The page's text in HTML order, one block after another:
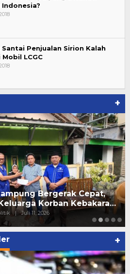
Penjualan Sirion Kalah
LCGC
+
Bergerak Cepat,
Korban Kebakara…
| Juli 11, 2026
+